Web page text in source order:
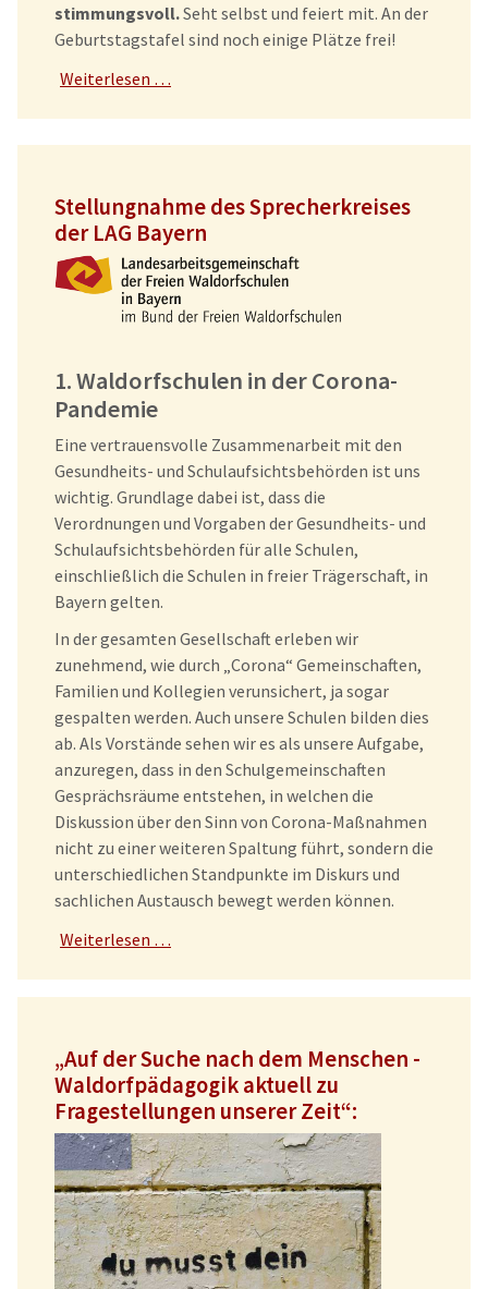
stimmungsvoll.Seht selbst und feiert mit. An der
Geburtstagstafel sind noch einige Plätze frei!
Weiterlesen …
Stellungnahme des Sprecherkreises
der LAG Bayern
1. Waldorfschulen in der Corona-
Pandemie
Eine vertrauensvolle Zusammenarbeit mit den
Gesundheits- und Schulaufsichtsbehörden ist uns
wichtig. Grundlage dabei ist, dass die
Verordnungen und Vorgaben der Gesundheits- und
Schulaufsichtsbehörden für alle Schulen,
einschließlich die Schulen in freier Trägerschaft, in
Bayern gelten.
In der gesamten Gesellschaft erleben wir
zunehmend, wie durch „Corona“ Gemeinschaften,
Familien und Kollegien verunsichert, ja sogar
gespalten werden. Auch unsere Schulen bilden dies
ab. Als Vorstände sehen wir es als unsere Aufgabe,
anzuregen, dass in den Schulgemeinschaften
Gesprächsräume entstehen, in welchen die
Diskussion über den Sinn von Corona-Maßnahmen
nicht zu einer weiteren Spaltung führt, sondern die
unterschiedlichen Standpunkte im Diskurs und
sachlichen Austausch bewegt werden können.
Weiterlesen …
„Auf der Suche nach dem Menschen -
Waldorfpädagogik aktuell zu
Fragestellungen unserer Zeit“: